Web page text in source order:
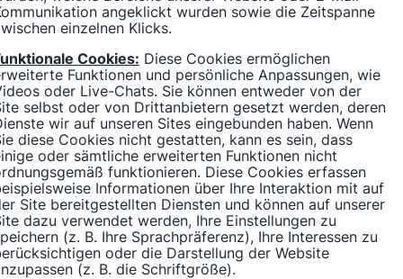
angeklickt wurden sowie die Zeitspanne
einzelnen Klicks.
Cookies: Diese Cookies ermöglichen
Funktionen und persönliche Anpassungen, wie
oder Live-Chats. Sie können entweder von der
selbst oder von Drittanbietern gesetzt werden, deren
wir auf unseren Sites eingebunden haben. Wenn
diese Cookies nicht gestatten, kann es sein, dass
oder sämtliche erweiterten Funktionen nicht
funktionieren. Diese Cookies erfassen
Informationen über Ihre Interaktion mit auf
Site bereitgestellten Diensten und können auf unserer
dazu verwendet werden, Ihre Einstellungen zu
(z. B. Ihre Sprachpräferenz), Ihre Interessen zu
oder die Darstellung der Website
(z. B. die Schriftgröße).